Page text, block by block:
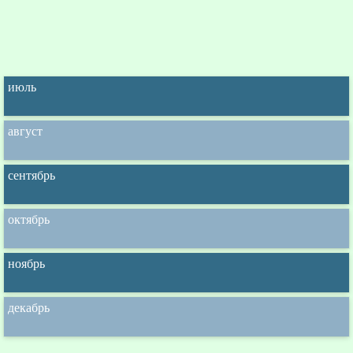
июль
август
сентябрь
октябрь
ноябрь
декабрь